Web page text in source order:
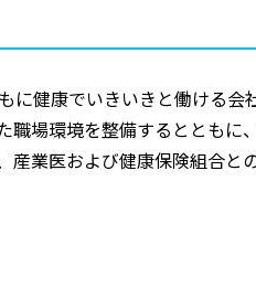
に健康でいきいきと働ける会
場環境を整備するとともに
業医および健康保険組合と